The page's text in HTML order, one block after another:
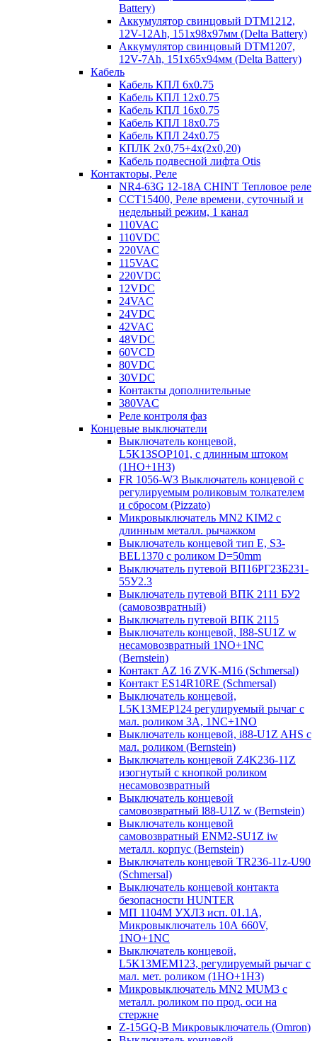
Battery)
Аккумулятор свинцовый DTM1212,
12V-12Ah, 151х98х97мм (Delta Battery)
Аккумулятор свинцовый DTM1207,
12V-7Ah, 151х65х94мм (Delta Battery)
Кабель
Кабель КПЛ 6х0.75
Кабель КПЛ 12х0.75
Кабель КПЛ 16х0.75
Кабель КПЛ 18х0.75
Кабель КПЛ 24х0.75
КПЛК 2х0,75+4х(2х0,20)
Кабель подвесной лифта Otis
Контакторы, Реле
NR4-63G 12-18A CHINT Тепловое реле
CCT15400, Реле времени, суточный и
недельный режим, 1 канал
110VAC
110VDC
220VAC
115VAC
220VDC
12VDC
24VAC
24VDC
42VAC
48VDC
60VCD
80VDC
30VDC
Контакты дополнительные
380VAC
Реле контроля фаз
Концевые выключатели
Выключатель концевой,
L5K13SOP101, с длинным штоком
(1НО+1НЗ)
FR 1056-W3 Выключатель концевой с
регулируемым роликовым толкателем
и сбросом (Pizzato)
Микровыключатель MN2 KIM2 с
длинным металл. рычажком
Выключатель концевой тип Е, S3-
BEL1370 с роликом D=50mm
Выключатель путевой ВП16РГ23Б231-
55У2.3
Выключатель путевой ВПК 2111 БУ2
(самовозвратный)
Выключатель путевой ВПК 2115
Выключатель концевой, I88-SU1Z w
несамовозвратный 1NO+1NC
(Bernstein)
Контакт AZ 16 ZVK-M16 (Schmersal)
Контакт ES14R10RE (Schmersal)
Выключатель концевой,
L5K13MEP124 регулируемый рычаг с
мал. роликом 3А, 1NC+1NO
Выключатель концевой, i88-U1Z AHS с
мал. роликом (Bernstein)
Выключатель концевой Z4K236-11Z
изогнутый с кнопкой роликом
несамовозвратный
Выключатель концевой
самовозвратный l88-U1Z w (Bernstein)
Выключатель концевой
самовозвратный ENM2-SU1Z iw
металл. корпус (Bernstein)
Выключатель концевой TR236-11z-U90
(Schmersal)
Выключатель концевой контакта
безопасности HUNTER
МП 1104М УХЛ3 исп. 01.1А,
Микровыключатель 10А 660V,
1NO+1NC
Выключатель концевой,
L5K13MEM123, регулируемый рычаг с
мал. мет. роликом (1НО+1НЗ)
Микровыключатель MN2 MUM3 с
металл. роликом по прод. оси на
стержне
Z-15GQ-B Микровыключатель (Omron)